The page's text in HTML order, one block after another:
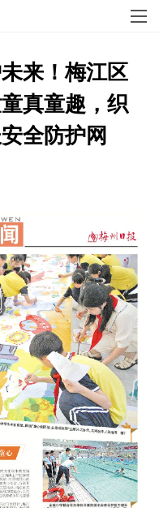
来！梅江区
真童趣，织
全防护网